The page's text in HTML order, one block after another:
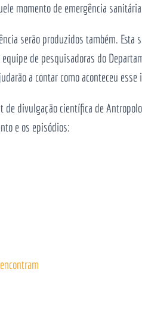
momento de emergência
serão produzidos também.
de pesquisadoras do
a contar como aconteceu
de divulgação científica de
e os episódios: